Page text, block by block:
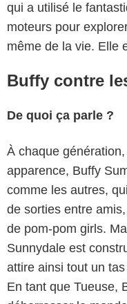
qui a utilisé le
moteurs pour
même de la vie. Elle
Buffy contre
De quoi ça parle ?
À chaque
apparence, Buffy
comme les autres,
de sorties entre
de pom-pom girls.
Sunnydale est
attire ainsi tout un
En tant que Tueuse,